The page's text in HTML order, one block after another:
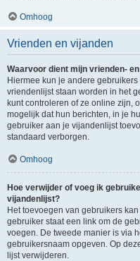
Omhoog
Vrienden en vijanden
Waarvoor dient mijn vrienden-
Hiermee kun je andere
vriendenlijst staan worden in het
kunt controleren of ze online zijn,
mogelijk dat hun berichten, in je
gebruiker aan je vijandenlijst
standaard verborgen.
Omhoog
Hoe verwijder of voeg ik
vijandenlijst?
Het toevoegen van gebruikers
gebruiker staat een link om de
voegen. De tweede manier is via
gebruikersnaam opgeven. Op
lijst verwijderen.